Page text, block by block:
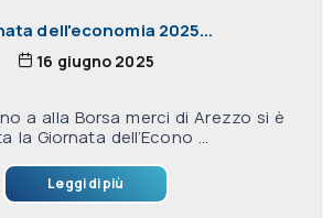
dell'economia 2025...
16 giugno 2025
a alla Borsa merci di Arezzo si è
la Giornata dell’Econo ...
Leggi di più